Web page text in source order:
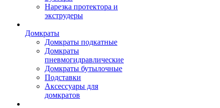
Нарезка протектора и
экструдеры
Домкраты
Домкраты подкатные
Домкраты
пневмогидравлические
Домкраты бутылочные
Подставки
Аксессуары для
домкратов